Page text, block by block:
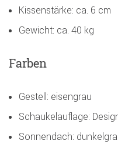
Kissenstärke: ca. 6 cm
Gewicht: ca. 40 kg
Farben
Gestell: eisengrau
Schaukelauflage:
Sonnendach: